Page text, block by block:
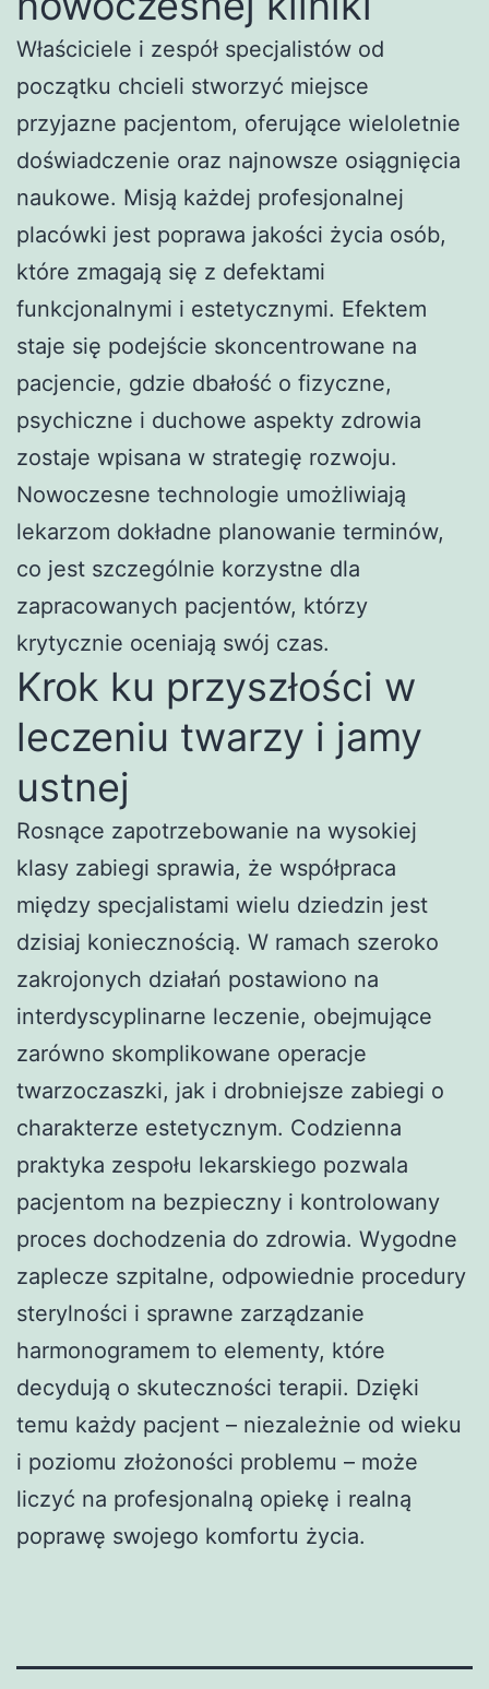
Właściciele i zespół specjalistów od
początku chcieli stworzyć miejsce
przyjazne pacjentom, oferujące wieloletnie
doświadczenie oraz najnowsze osiągnięcia
naukowe. Misją każdej profesjonalnej
placówki jest poprawa jakości życia osób,
które zmagają się z defektami
funkcjonalnymi i estetycznymi. Efektem
staje się podejście skoncentrowane na
pacjencie, gdzie dbałość o fizyczne,
psychiczne i duchowe aspekty zdrowia
zostaje wpisana w strategię rozwoju.
Nowoczesne technologie umożliwiają
lekarzom dokładne planowanie terminów,
co jest szczególnie korzystne dla
zapracowanych pacjentów, którzy
krytycznie oceniają swój czas.
Krok ku przyszłości w
leczeniu twarzy i jamy
ustnej
Rosnące zapotrzebowanie na wysokiej
klasy zabiegi sprawia, że współpraca
między specjalistami wielu dziedzin jest
dzisiaj koniecznością. W ramach szeroko
zakrojonych działań postawiono na
interdyscyplinarne leczenie, obejmujące
zarówno skomplikowane operacje
twarzoczaszki, jak i drobniejsze zabiegi o
charakterze estetycznym. Codzienna
praktyka zespołu lekarskiego pozwala
pacjentom na bezpieczny i kontrolowany
proces dochodzenia do zdrowia. Wygodne
zaplecze szpitalne, odpowiednie procedury
sterylności i sprawne zarządzanie
harmonogramem to elementy, które
decydują o skuteczności terapii. Dzięki
temu każdy pacjent – niezależnie od wieku
i poziomu złożoności problemu – może
liczyć na profesjonalną opiekę i realną
poprawę swojego komfortu życia.